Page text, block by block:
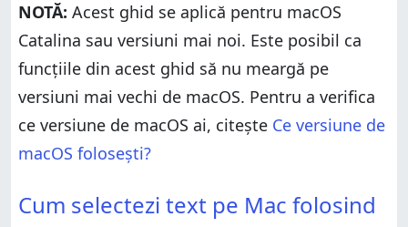
Cum selectezi text folosind scurtături de tastatură
Cum selectezi text folosind meniul Editare al unei
aplicații
Ce metodă de a selecta text preferi?
NOTĂ: Acest ghid se aplică pentru macOS
Catalina sau versiuni mai noi. Este posibil ca
funcțiile din acest ghid să nu meargă pe
versiuni mai vechi de macOS. Pentru a verifica
ce versiune de macOS ai, citește Ce versiune de
macOS folosești?
Cum selectezi text folosind scurtături de tastatură
Cum selectezi text pe Mac folosind